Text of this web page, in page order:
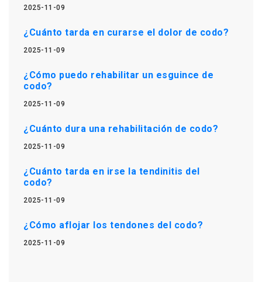
2025-11-09
¿Cuánto tarda en curarse el dolor de codo?
2025-11-09
¿Cómo puedo rehabilitar un esguince de
codo?
2025-11-09
¿Cuánto dura una rehabilitación de codo?
2025-11-09
¿Cuánto tarda en irse la tendinitis del
codo?
2025-11-09
¿Cómo aflojar los tendones del codo?
2025-11-09